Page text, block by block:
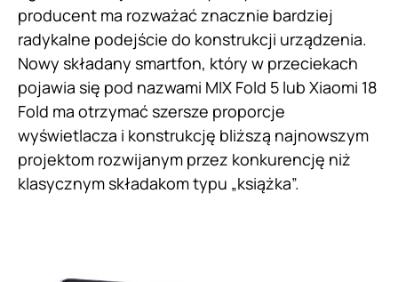
producent ma rozważać znacznie bardziej
radykalne podejście do konstrukcji urządzenia.
Nowy składany smartfon, który w przeciekach
pojawia się pod nazwami MIX Fold 5 lub Xiaomi 18
Fold ma otrzymać szersze proporcje
wyświetlacza i konstrukcję bliższą najnowszym
projektom rozwijanym przez konkurencję niż
klasycznym składakom typu „książka”.